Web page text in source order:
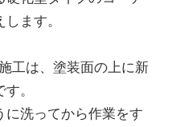
ます。
工は、塗装面の上に新
。
に洗ってから作業をす